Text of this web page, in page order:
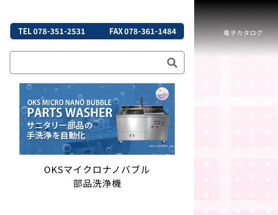
TEL 078-351-2531 FAX 078-361-1484
OKSマイクロナノバブル
部品洗浄機
電子カタログ